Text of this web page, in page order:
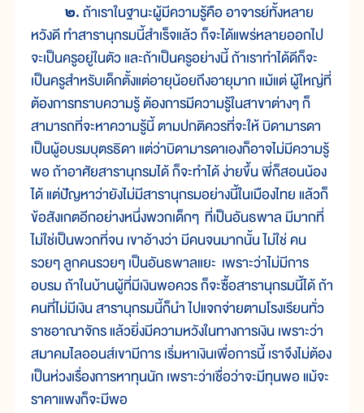
๒.ถ้าเราในฐานะผู้มีความรู้คือ อาจารย์ทั้งหลาย
หวังดี ทำสารานุกรมนี้สำเร็จแล้ว ก็จะได้แพร่หลายออกไป
จะเป็นครูอยู่ในตัว และถ้าเป็นครูอย่างนี้ ถ้าเราทำได้ดีก็จะ
เป็นครูสำหรับเด็กตั้งแต่อายุน้อยถึงอายุมาก แม้แต่ ผู้ใหญ่ที่
ต้องการทราบความรู้ ต้องการมีความรู้ในสาขาต่างๆ ก็
สามารถที่จะหาความรู้นี้ ตามปกติควรที่จะให้ บิดามารดา
เป็นผู้อบรมบุตรธิดา แต่ว่าบิดามารดาเองก็อาจไม่มีความรู้
พอ ถ้าอาศัยสารานุกรมได้ ก็จะทำได้ ง่ายขึ้น พี่ก็สอนน้อง
ได้ แต่ปัญหาว่ายังไม่มีสารานุกรมอย่างนี้ในเมืองไทย แล้วก็
ข้อสังเกตอีกอย่างหนึ่งพวกเด็กๆ ที่เป็นอันธพาล มีมากที่
ไม่ใช่เป็นพวกที่จน เขาอ้างว่า มีคนจนมากนั้น ไม่ใช่ คน
รวยๆ ลูกคนรวยๆ เป็นอันธพาลแยะ เพราะว่าไม่มีการ
อบรม ถ้าในบ้านผู้ที่มีเงินพอควร ก็จะซื้อสารานุกรมนี้ได้ ถ้า
คนที่ไม่มีเงิน สารานุกรมนี้ก็นำ ไปแจกจ่ายตามโรงเรียนทั่ว
ราชอาณาจักร แล้วยิ่งมีความหวังในทางการเงิน เพราะว่า
สมาคมไลออนส์เขามีการ เริ่มหาเงินเพื่อการนี้ เราจึงไม่ต้อง
เป็นห่วงเรื่องการหาทุนนัก เพราะว่าเชื่อว่าจะมีทุนพอ แม้จะ
ราคาแพงก็จะมีพอ